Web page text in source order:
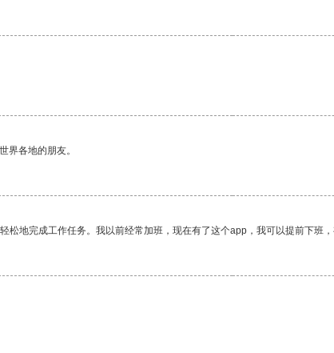
界各地的朋友。
松地完成工作任务。我以前经常加班，现在有了这个app，我可以提前下班，